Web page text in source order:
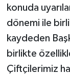
konuda
dönemi ile
kaydeden
birlikte
Çiftçilerimiz